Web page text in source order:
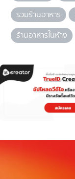
รวมร้านอาหาร
ร้านอาหารในห้าง